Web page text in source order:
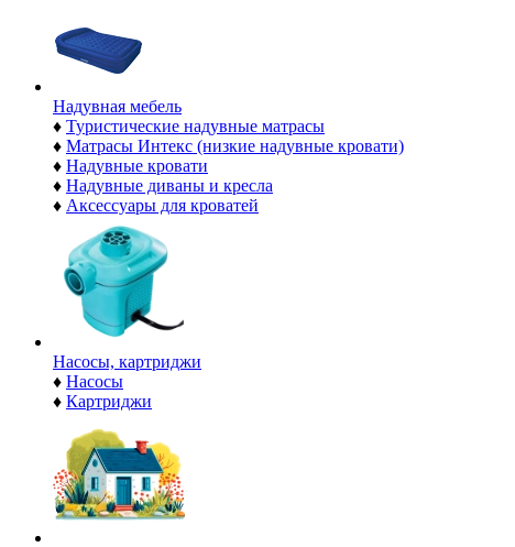
Надувная мебель
♦ Туристические надувные матрасы
♦ Матрасы Интекс (низкие надувные кровати)
♦ Надувные кровати
♦ Надувные диваны и кресла
♦ Аксессуары для кроватей
Насосы, картриджи
♦ Насосы
♦ Картриджи